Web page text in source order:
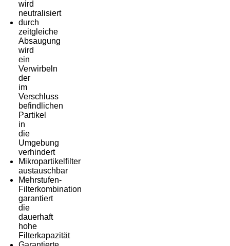
wird
neutralisiert
durch
zeitgleiche
Absaugung
wird
ein
Verwirbeln
der
im
Verschluss
befindlichen
Partikel
in
die
Umgebung
verhindert
Mikropartikelfilter
austauschbar
Mehrstufen-
Filterkombination
garantiert
die
dauerhaft
hohe
Filterkapazität